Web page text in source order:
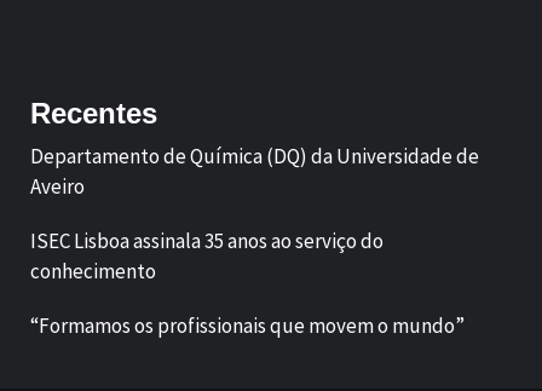
Recentes
Departamento de Química (DQ) da Universidade de
Aveiro
ISEC Lisboa assinala 35 anos ao serviço do
conhecimento
“Formamos os profissionais que movem o mundo”